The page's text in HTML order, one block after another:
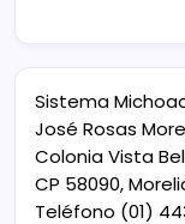
Sistema
José Rosas
Colonia Vista
CP 58090,
Teléfono (01)